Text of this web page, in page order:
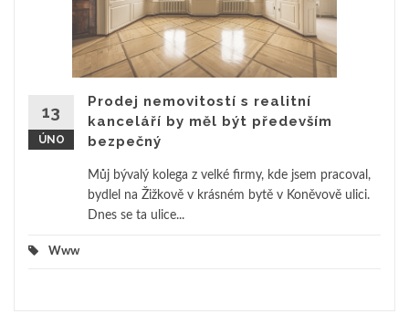
13
ÚNO
Prodej nemovitostí s realitní
kanceláří by měl být především
bezpečný
Můj bývalý kolega z velké firmy, kde jsem pracoval,
bydlel na Žižkově v krásném bytě v Koněvově ulici.
Dnes se ta ulice...
Www